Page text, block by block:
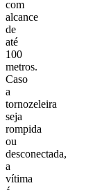
com
alcance
de
até
100
metros.
Caso
a
tornozeleira
seja
rompida
ou
desconectada,
a
vítima